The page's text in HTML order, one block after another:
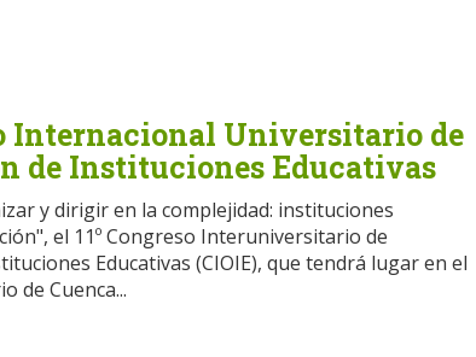
Internacional Universitario de
de Instituciones Educativas
y dirigir en la complejidad: instituciones
el 11º Congreso Interuniversitario de
Educativas (CIOIE), que tendrá lugar en el
de Cuenca...